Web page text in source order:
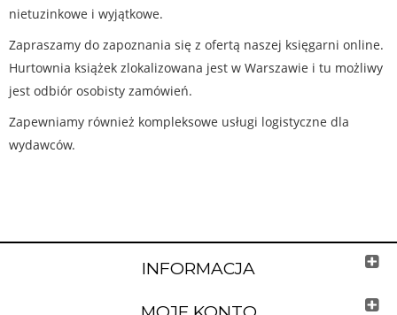
nietuzinkowe i wyjątkowe.
Zapraszamy do zapoznania się z ofertą naszej księgarni online.
Hurtownia książek zlokalizowana jest w Warszawie i tu możliwy
jest odbiór osobisty zamówień.
Zapewniamy również kompleksowe usługi logistyczne dla
wydawców.
INFORMACJA